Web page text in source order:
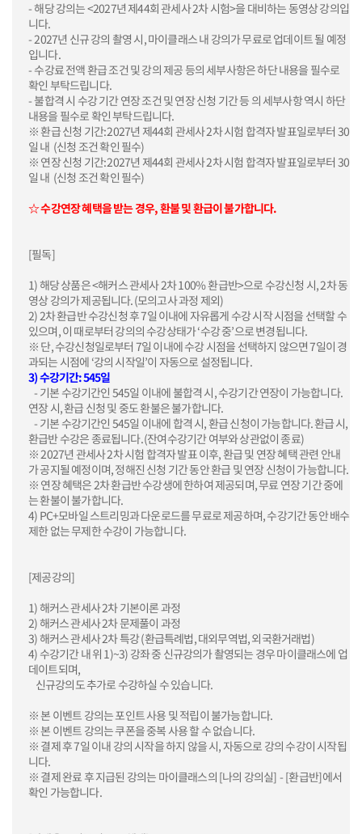
- 해당 강의는 <2027년 제44회 관세사 2차 시험>을 대비하는 동영상 강의입
니다.
- 2027년 신규 강의 촬영 시, 마이클래스 내 강의가 무료로 업데이트 될 예정
입니다.
- 수강료 전액 환급 조건 및 강의 제공 등의 세부사항은 하단 내용을 필수로
확인 부탁드립니다.
- 불합격 시 수강 기간 연장 조건 및 연장 신청 기간 등 의 세부사항 역시 하단
내용을 필수로 확인 부탁드립니다.
※ 환급 신청 기간: 2027년 제44회 관세사 2차 시험 합격자 발표일로부터 30
일 내 (신청 조건 확인 필수)
※ 연장 신청 기간: 2027년 제44회 관세사 2차 시험 합격자 발표일로부터 30
일 내 (신청 조건 확인 필수)
☆ 수강연장 혜택을 받는 경우, 환불 및 환급이 불가합니다.
[필독]
1) 해당 상품은 <해커스 관세사 2차 100% 환급반>으로 수강신청 시, 2차 동
영상 강의가 제공됩니다. (모의고사 과정 제외)
2) 2차 환급반 수강신청 후 7일 이내에 자유롭게 수강 시작 시점을 선택할 수
있으며, 이 때로부터 강의의 수강상태가 ‘수강 중’으로 변경됩니다.
※ 단, 수강신청일로부터 7일 이내에 수강 시점을 선택하지 않으면 7일이 경
과되는 시점에 ‘강의 시작일’이 자동으로 설정됩니다.
3) 수강기간: 545일
- 기본 수강기간인 545일 이내에 불합격 시, 수강기간 연장이 가능합니다.
연장 시, 환급 신청 및 중도 환불은 불가합니다.
- 기본 수강기간인 545일 이내에 합격 시, 환급 신청이 가능합니다. 환급 시,
환급반 수강은 종료됩니다. (잔여수강기간 여부와 상관없이 종료)
※ 2027년 관세사 2차 시험 합격자 발표 이후, 환급 및 연장 혜택 관련 안내
가 공지될 예정이며, 정해진 신청 기간 동안 환급 및 연장 신청이 가능합니다.
※ 연장 혜택은 2차 환급반 수강생에 한하여 제공되며, 무료 연장 기간 중에
는 환불이 불가합니다.
4) PC+모바일 스트리밍과 다운로드를 무료로 제공하며, 수강기간 동안 배수
제한 없는 무제한 수강이 가능합니다.
[제공강의]
1) 해커스 관세사 2차 기본이론 과정
2) 해커스 관세사 2차 문제풀이 과정
3) 해커스 관세사 2차 특강 (환급특례법, 대외무역법, 외국환거래법)
4) 수강기간 내 위 1)~3) 강좌 중 신규강의가 촬영되는 경우 마이클래스에 업
데이트되며,
신규강의도 추가로 수강하실 수 있습니다.
※ 본 이벤트 강의는 포인트 사용 및 적립이 불가능합니다.
※ 본 이벤트 강의는 쿠폰을 중복 사용 할 수 없습니다.
※ 결제 후 7일 이내 강의 시작을 하지 않을 시, 자동으로 강의 수강이 시작됩
니다.
※ 결제 완료 후 지급된 강의는 마이클래스의 [나의 강의실] - [환급반]에서
확인 가능합니다.